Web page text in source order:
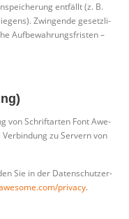
ent­fällt (z. B.
Zwin­gen­de gesetz­li­
Auf­be­wah­rungs­fris­ten –
von Schrift­ar­ten Font Awe­
zu Ser­vern von
Sie in der Daten­schutz­er­
privacy.